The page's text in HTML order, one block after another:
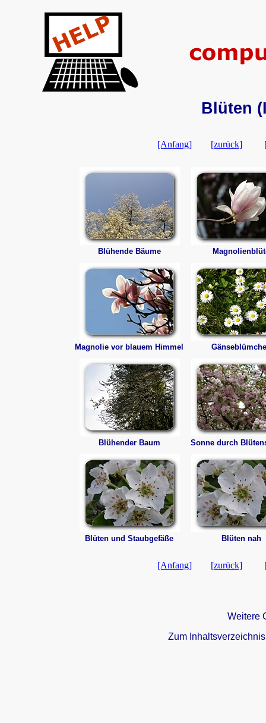
Blüten
[Anfang] [zurück]
Blühende Bäume
Magnolie vor blauem Himmel
Blühender Baum Sonne durch
Blüten und Staubgefäße Blüten nah
[Anfang] [zurück]
Weitere
Zum